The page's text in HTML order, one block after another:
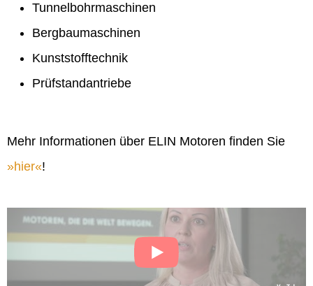
Tunnelbohrmaschinen
Bergbaumaschinen
Kunststofftechnik
Prüfstandantriebe
Mehr Informationen über ELIN Motoren finden Sie
hier !